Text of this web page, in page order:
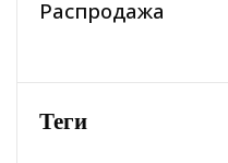
Распродажа
Теги